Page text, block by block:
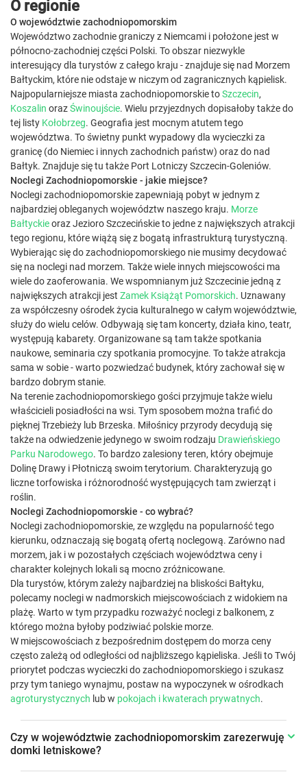
O regionie
O województwie zachodniopomorskim
Województwo zachodnie graniczy z Niemcami i położone jest w
północno-zachodniej części Polski. To obszar niezwykle
interesujący dla turystów z całego kraju - znajduje się nad Morzem
Bałtyckim, które nie odstaje w niczym od zagranicznych kąpielisk.
Najpopularniejsze miasta zachodniopomorskie toSzczecin,
Koszalin orazŚwinoujście. Wielu przyjezdnych dopisałoby także do
tej listy Kołobrzeg. Geografia jest mocnym atutem tego
województwa. To świetny punkt wypadowy dla wycieczki za
granicę (do Niemiec i innych zachodnich państw) oraz do nad
Bałtyk. Znajduje się tu także Port Lotniczy Szczecin-Goleniów.
Noclegi Zachodniopomorskie - jakie miejsce?
Noclegi zachodniopomorskie zapewniają pobyt w jednym z
najbardziej obleganych województw naszego kraju. Morze
Bałtyckieoraz Jezioro Szczecińskie to jedne z największych atrakcji
tego regionu, które wiążą się z bogatą infrastrukturą turystyczną.
Wybierając się do zachodniopomorskiego nie musimy decydować
się na noclegi nad morzem. Także wiele innych miejscowości ma
wiele do zaoferowania. We wspomnianym już Szczecinie jedną z
największych atrakcji jest Zamek Książąt Pomorskich. Uznawany
za współczesny ośrodek życia kulturalnego w całym województwie,
służy do wielu celów. Odbywają się tam koncerty, działa kino, teatr,
występują kabarety. Organizowane są tam także spotkania
naukowe, seminaria czy spotkania promocyjne. To także atrakcja
sama w sobie - warto pozwiedzać budynek, który zachował się w
bardzo dobrym stanie.
Na terenie zachodniopomorskiego gości przyjmuje także wielu
właścicieli posiadłości na wsi. Tym sposobem można trafić do
pięknej Trzebieży lub Brzeska. Miłośnicy przyrody decydują się
także na odwiedzenie jedynego w swoim rodzaju Drawieńskiego
Parku Narodowego. To bardzo zalesiony teren, który obejmuje
Dolinę Drawy i Płotniczą swoim terytorium. Charakteryzują go
liczne torfowiska i różnorodność występujących tam zwierząt i
roślin.
Noclegi Zachodniopomorskie - co wybrać?
Noclegi zachodniopomorskie, ze względu na popularność tego
kierunku, odznaczają się bogatą ofertą noclegową. Zarówno nad
morzem, jak i w pozostałych częściach województwa ceny i
charakter kolejnych lokali są mocno zróżnicowane.
Dla turystów, którym zależy najbardziej na bliskości Bałtyku,
polecamy noclegi w nadmorskich miejscowościach z widokiem na
plażę. Warto w tym przypadku rozważyć noclegi z balkonem, z
którego można byłoby podziwiać polskie morze.
W miejscowościach z bezpośrednim dostępem do morza ceny
często zależą od odległości od najbliższego kąpieliska. Jeśli to Twój
priorytet podczas wycieczki do zachodniopomorskiego i szukasz
przy tym taniego wynajmu, postaw na wypoczynek w ośrodkach
agroturystycznych lub w pokojach i kwaterach prywatnych.
Czy w województwie zachodniopomorskim zarezerwuję
domki letniskowe?